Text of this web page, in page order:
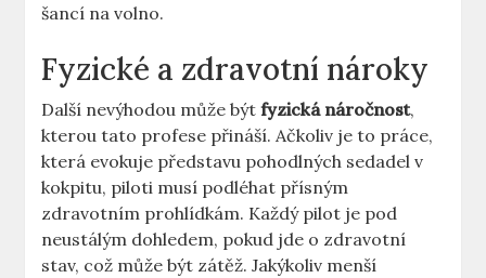
šancí na‍ volno.
Fyzické a zdravotní nároky
Další nevýhodou ⁤může býtfyzická⁤ náročnost,
kterou tato profese přináší. Ačkoliv je to práce,
která evokuje představu⁣ pohodlných⁤ sedadel v
kokpitu, piloti musí podléhat přísným
zdravotním prohlídkám. Každý pilot je ​pod
⁤neustálým ⁤dohledem, pokud jde o zdravotní
stav, což může být zátěž. Jakýkoliv⁢ menší